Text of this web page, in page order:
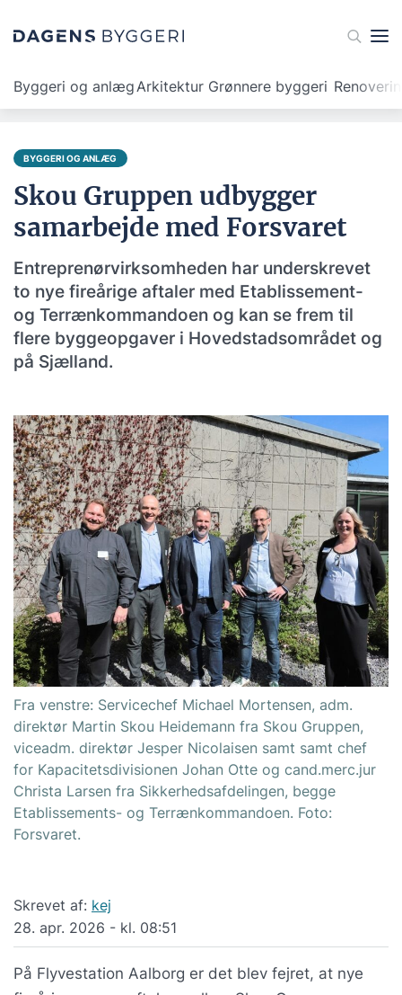
Byggeri og anlægArkitektur Grønnere byggeri
BYGGERI OG ANLÆG
Skou Gruppen udbygger
samarbejde med Forsvaret
Entreprenørvirksomheden har underskrevet
to nye fireårige aftaler med Etablissement-
og Terrænkommandoen og kan se frem til
flere byggeopgaver i Hovedstadsområdet og
på Sjælland.
Fra venstre: Servicechef Michael Mortensen, adm.
direktør Martin Skou Heidemann fra Skou Gruppen,
viceadm. direktør Jesper Nicolaisen samt samt chef
for Kapacitetsdivisionen Johan Otte og cand.merc.jur
Christa Larsen fra Sikkerhedsafdelingen, begge
Etablissements- og Terrænkommandoen. Foto:
Forsvaret.
Skrevet af: kej
28. apr. 2026 - kl. 08:51
På Flyvestation Aalborg er det blev fejret, at nye